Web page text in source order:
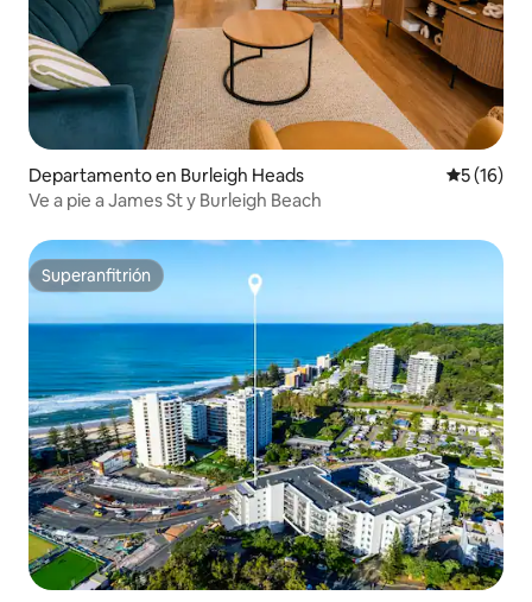
Departamento en Burleigh Heads
5 (16)
Ve a pie a James St y Burleigh Beach
Superanfitrión
Superanfitrión